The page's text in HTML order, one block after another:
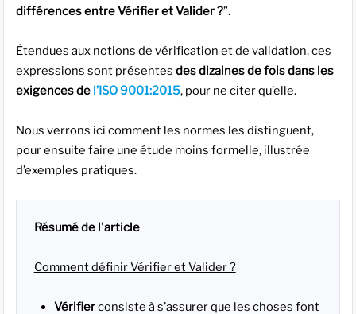
différences entre Vérifier et Valider ?”.
Étendues aux notions de vérification et de validation, ces
expressions sont présentes des dizaines de fois dans les
exigences de l’ISO 9001:2015, pour ne citer qu’elle.
Nous verrons ici comment les normes les distinguent,
pour ensuite faire une étude moins formelle, illustrée
d’exemples pratiques.
Comment définir Vérifier et Valider ?
Vérifierconsiste à s’assurer que les choses font